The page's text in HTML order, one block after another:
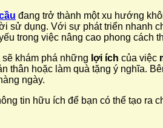
đang trở thành một xu hướng
sử dụng. Với sự phát triển nhanh
trong việc nâng cao phong cách
khám phá những lợi ích của việc
thân hoặc làm quà tặng ý nghĩa.
ngày.
tin hữu ích để bạn có thể tạo ra